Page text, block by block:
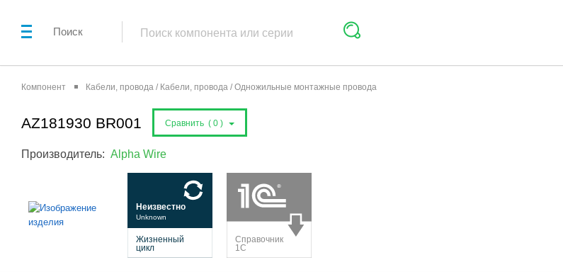
Поиск
Компонент Кабели, провода / Кабели, провода / Одножильные монтажные провода
AZ181930 BR001 Сравнить ( 0 )
Производитель: Alpha Wire